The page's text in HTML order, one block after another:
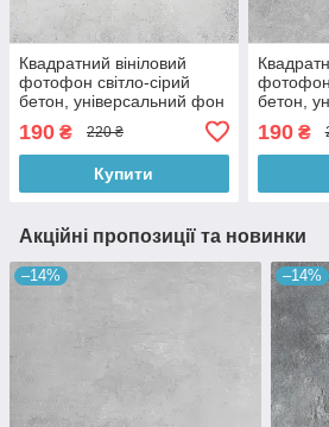
Квадратний вініловий
фотофон світло-сірий
бетон, універсальний фон
для зйомки і фото, 60x60
см, №550666
190 ₴ 220 ₴
Купити
фотофон
бетон,
190₴
Акційні пропозиції та новинки
–14% –14%